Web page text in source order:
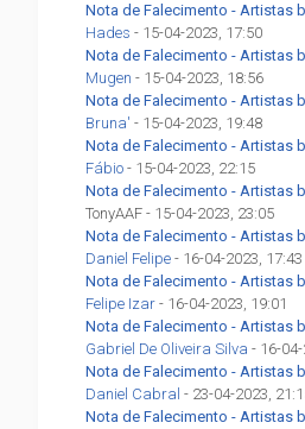
Nota de Falecimento - Artistas
Hades - 15-04-2023, 17:50
Nota de Falecimento - Artistas
Mugen - 15-04-2023, 18:56
Nota de Falecimento - Artistas
Bruna' - 15-04-2023, 19:48
Nota de Falecimento - Artistas
Fábio - 15-04-2023, 22:15
Nota de Falecimento - Artistas
TonyAAF - 15-04-2023, 23:05
Nota de Falecimento - Artistas
Daniel Felipe - 16-04-2023, 17:43
Nota de Falecimento - Artistas
Felipe Izar - 16-04-2023, 19:01
Nota de Falecimento - Artistas
Gabriel De Oliveira Silva - 16-
Nota de Falecimento - Artistas
Daniel Cabral - 23-04-2023,
Nota de Falecimento - Artistas